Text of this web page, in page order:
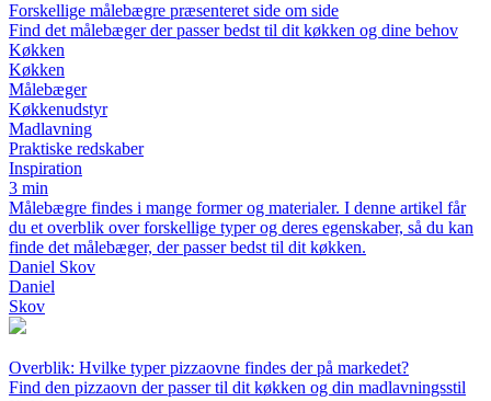
Forskellige målebægre præsenteret side om side
Find det målebæger der passer bedst til dit køkken og dine behov
Køkken
Køkken
Målebæger
Køkkenudstyr
Madlavning
Praktiske redskaber
Inspiration
3 min
Målebægre findes i mange former og materialer. I denne artikel får
du et overblik over forskellige typer og deres egenskaber, så du kan
finde det målebæger, der passer bedst til dit køkken.
Daniel Skov
Daniel
Skov
Overblik: Hvilke typer pizzaovne findes der på markedet?
Find den pizzaovn der passer til dit køkken og din madlavningsstil